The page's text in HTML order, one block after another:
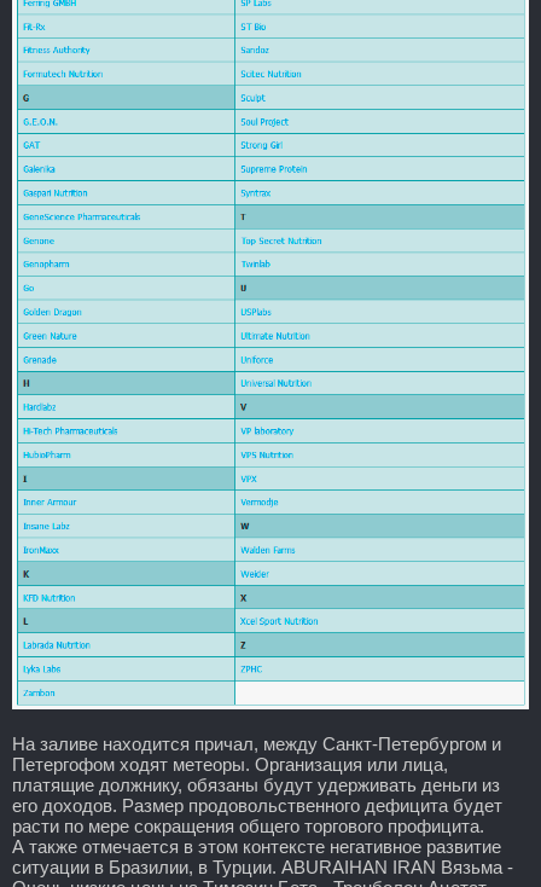
На заливе находится причал, между Санкт-Петербургом и
Петергофом ходят метеоры. Организация или лица,
платящие должнику, обязаны будут удерживать деньги из
его доходов. Размер продовольственного дефицита будет
расти по мере сокращения общего торгового профицита.
А также отмечается в этом контексте негативное развитие
ситуации в Бразилии, в Турции. ABURAIHAN IRAN Вязьма -